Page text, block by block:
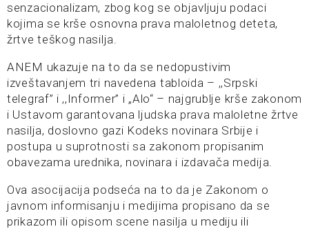
senzacionalizam, zbog kog se objavljuju podaci
kojima se krše osnovna prava maloletnog deteta,
žrtve teškog nasilja.
ANEM ukazuje na to da se nedopustivim
izveštavanjem tri navedena tabloida – ,,Srpski
telegraf” i ,,Informer” i „Alo“ – najgrublje krše zakonom
i Ustavom garantovana ljudska prava maloletne žrtve
nasilja, doslovno gazi Kodeks novinara Srbije i
postupa u suprotnosti sa zakonom propisanim
obavezama urednika, novinara i izdavača medija.
Ova asocijacija podseća na to da je Zakonom o
javnom informisanju i medijima propisano da se
prikazom ili opisom scene nasilja u mediju ili